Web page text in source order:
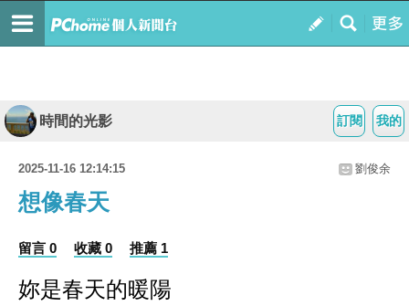
我的
訂閱
時間的光影
2025-11-16 12:14:15 劉俊余
想像春天
留言 0 收藏 0 推薦 1
妳是春天的暖陽